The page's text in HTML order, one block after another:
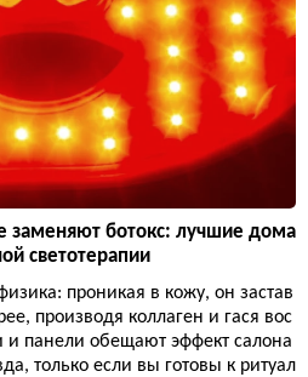
заменяют ботокс: лучшие дома
светотерапии
проникая в кожу, он застав
производя коллаген и гася вос
панели обещают эффект салона
только если вы готовы к ритуал